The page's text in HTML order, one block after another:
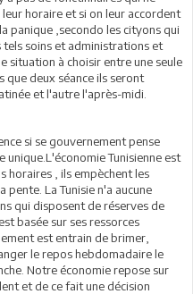
horaire et si on leur accordent
panique ,secondo les cityons qui
soins et administrations et
situation à choisir entre une seule
que deux séance ils seront
et l'autre l'après-midi.
si se gouvernement pense
unique.L'économie Tunisienne est
horaires , ils empèchent les
La Tunisie n'a aucune
qui disposent de réserves de
basée sur ses ressorces
est entrain de brimer,
le repos hebdomadaire le
Notre économie repose sur
et de ce fait une décision